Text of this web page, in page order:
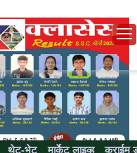
थेट-भेट मार्केट लाइव्ह क्राईम